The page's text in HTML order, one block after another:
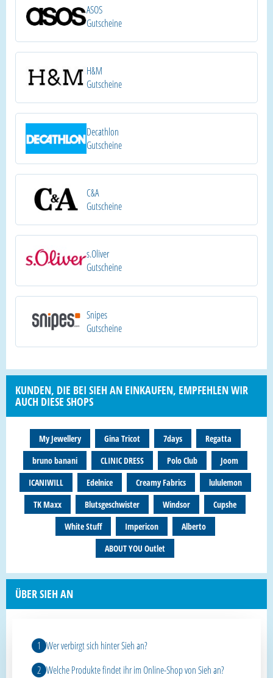
ASOS
Gutscheine
H&M
Gutscheine
Decathlon
Gutscheine
C&A
Gutscheine
s.Oliver
Gutscheine
Snipes
Gutscheine
KUNDEN, DIE BEI SIEH AN EINKAUFEN, EMPFEHLEN WIR
AUCH DIESE SHOPS
My Jewellery Gina Tricot 7days
Regatta
bruno banani
CLINIC DRESS Polo Club
Joom
ICANIWILL
Edelnice Creamy Fabrics
lululemon
TK Maxx
Blutsgeschwister Windsor
Cupshe
White Stuff
Impericon
Alberto
ABOUT YOU Outlet
ÜBER SIEH AN
Wer verbirgt sich hinter Sieh an?
Welche Produkte findet ihr im Online-Shop von Sieh an?